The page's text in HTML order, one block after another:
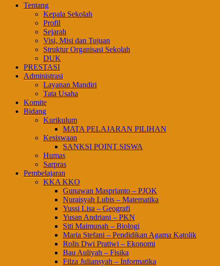
Tentang
Kepala Sekolah
Profil
Sejarah
Visi, Misi dan Tujuan
Struktur Organisasi Sekolah
DUK
PRESTASI
Administrasi
Layanan Mandiri
Tata Usaha
Komite
Bidang
Kurikulum
MATA PELAJARAN PILIHAN
Kesiswaan
SANKSI POINT SISWA
Humas
Sarpras
Pembelajaran
KKA KKO
Gunawan Masprianto – PJOK
Nuraisyah Lubis – Matematika
Yussi Lisa – Geografi
Yusan Andriani – PKN
Siti Maimunah – Biologi
Maria Stefani – Pendidikan Agama Katolik
Rolis Dwi Pratiwi – Ekonomi
Bau Auliyah – Fisika
Filza Juliansyah – Informatika